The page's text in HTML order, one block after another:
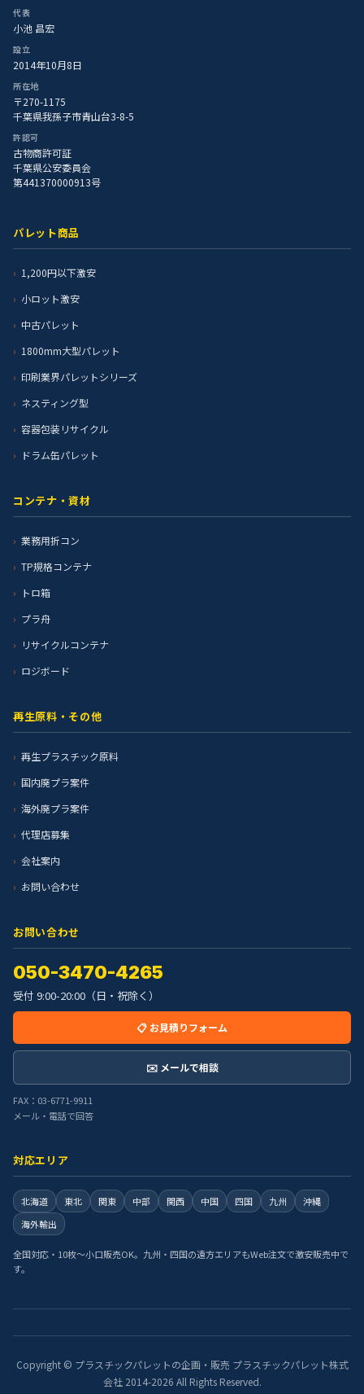
代表
小池 昌宏
設立
2014年10月8日
所在地
〒270-1175
千葉県我孫子市青山台3-8-5
許認可
古物商許可証
千葉県公安委員会
第441370000913号
パレット商品
1,200円以下激安
小ロット激安
中古パレット
1800mm大型パレット
印刷業界パレットシリーズ
ネスティング型
容器包装リサイクル
ドラム缶パレット
コンテナ・資材
業務用折コン
TP規格コンテナ
トロ箱
プラ舟
リサイクルコンテナ
ロジボード
再生原料・その他
再生プラスチック原料
国内廃プラ案件
海外廃プラ案件
代理店募集
会社案内
お問い合わせ
お問い合わせ
050-3470-4265
受付 9:00-20:00（日・祝除く）
📋 お見積りフォーム
✉️ メールで相談
FAX：03-6771-9911
メール・電話で回答
対応エリア
北海道 東北 関東 中部 関西 中国 四国 九州
沖縄
海外輸出
全国対応・10枚〜小口販売OK。九州・四国の遠方エリアもWeb注文で激安販売中で
す。
Copyright © プラスチックパレットの企画・販売 プラスチックパレット株式
会社 2014-2026 All Rights Reserved.